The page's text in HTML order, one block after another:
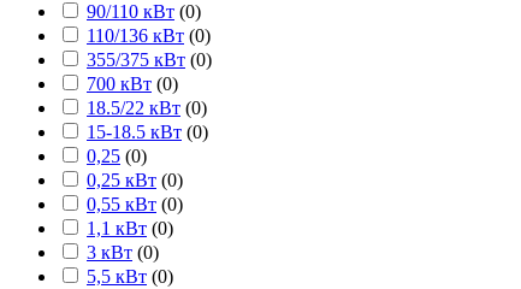
90/110 кВт (0)
110/136 кВт (0)
355/375 кВт (0)
700 кВт (0)
18.5/22 кВт (0)
15-18.5 кВт (0)
0,25 (0)
0,25 кВт (0)
0,55 кВт (0)
1,1 кВт (0)
3 кВт (0)
5,5 кВт (0)